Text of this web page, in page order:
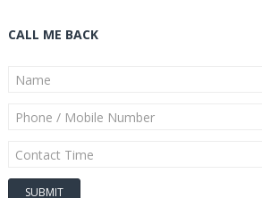
CALL ME BACK